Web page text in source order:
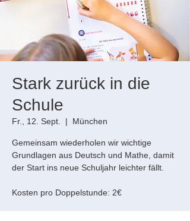
Stark zurück in die
Schule
Fr., 12. Sept.
  |
München
Gemeinsam wiederholen wir wichtige
Grundlagen aus Deutsch und Mathe, damit
der Start ins neue Schuljahr leichter fällt.
Kosten pro Doppelstunde: 2€